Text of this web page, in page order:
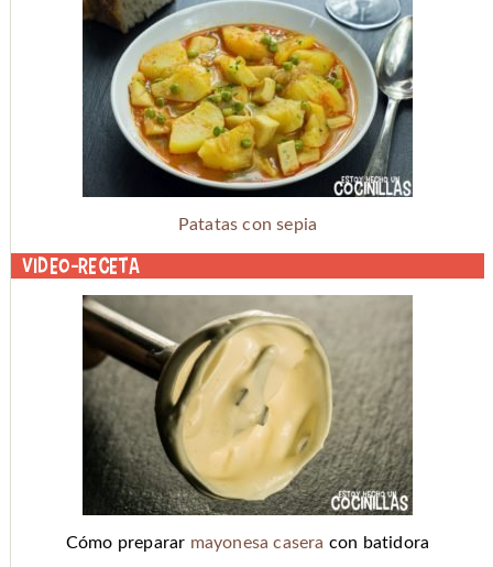
Patatas con sepia
Video-receta
Cómo preparar mayonesa casera con batidora